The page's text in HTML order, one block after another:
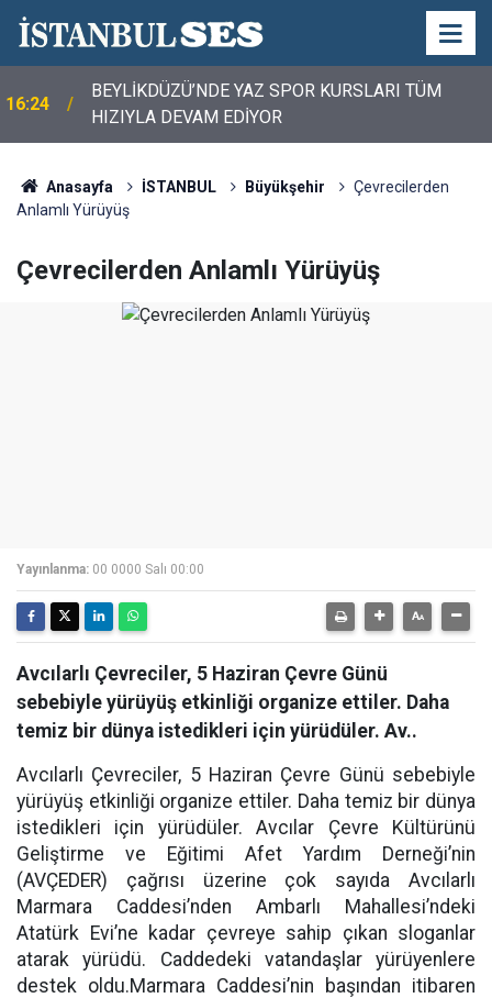
16:24
BEYLİKDÜZÜ’NDE YAZ SPOR KURSLARI TÜM
HIZIYLA DEVAM EDİYOR
Anasayfa İSTANBUL Büyükşehir
Çevrecilerden
Anlamlı Yürüyüş
Çevrecilerden Anlamlı Yürüyüş
Yayınlanma: 00 0000 Salı 00:00
Avcılarlı Çevreciler, 5 Haziran Çevre Günü
sebebiyle yürüyüş etkinliği organize ettiler. Daha
temiz bir dünya istedikleri için yürüdüler. Av..
Avcılarlı Çevreciler, 5 Haziran Çevre Günü sebebiyle
yürüyüş etkinliği organize ettiler. Daha temiz bir dünya
istedikleri için yürüdüler. Avcılar Çevre Kültürünü
Geliştirme ve Eğitimi Afet Yardım Derneği’nin
(AVÇEDER) çağrısı üzerine çok sayıda Avcılarlı
Marmara Caddesi’nden Ambarlı Mahallesi’ndeki
Atatürk Evi’ne kadar çevreye sahip çıkan sloganlar
atarak yürüdü. Caddedeki vatandaşlar yürüyenlere
destek oldu.Marmara Caddesi’nin başından itibaren